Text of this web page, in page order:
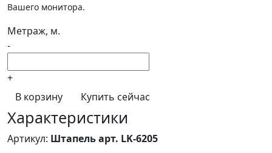
Вашего монитора.
Метраж, м.
-
+
В корзину
Купить сейчас
Характеристики
Артикул: Штапель арт. LK-6205